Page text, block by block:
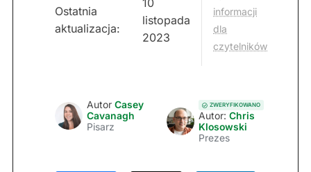
Ostatnia
aktualizacja:
listopada
2023
informacji
dla
czytelników
Autor Casey
Cavanagh
Pisarz
ZWERYFIKOWANO
Autor: Chris
Klosowski
Prezes